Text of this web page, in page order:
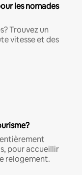
les nomades
Trouvez un
vitesse et des
pour accueillir
relogement.